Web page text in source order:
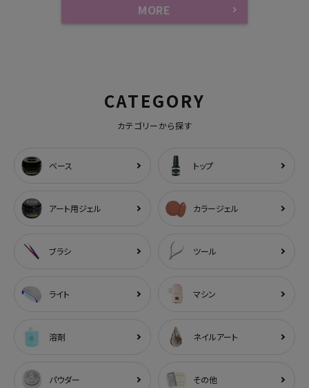
MORE
CATEGORY
カテゴリーから探す
ベース トップ
アート用ジェル カラージェル
ブラシ ツール
ライト マシン
溶剤 ネイルアート
パウダー その他